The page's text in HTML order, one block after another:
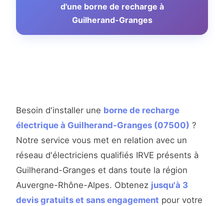
d'une borne de recharge à
Guilherand-Granges
Besoin d'installer une borne de recharge
électrique à Guilherand-Granges (07500) ?
Notre service vous met en relation avec un
réseau d'électriciens qualifiés IRVE présents à
Guilherand-Granges et dans toute la région
Auvergne-Rhône-Alpes. Obtenez jusqu'à 3
devis gratuits et sans engagement pour votre